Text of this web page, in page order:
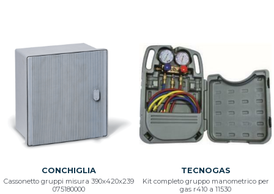
CONCHIGLIA
Cassonetto gruppi misura 390x420x239
075180000
TECNOGAS
Kit completo gruppo manometrico per
gas r410 a 11530